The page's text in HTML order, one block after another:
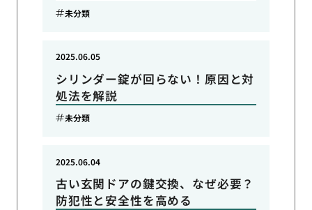
未分類
シリンダー錠が回らない！原因と対
処法を解説
2025.06.05
未分類
古い玄関ドアの鍵交換、なぜ必要？
防犯性と安全性を高める
2025.06.04